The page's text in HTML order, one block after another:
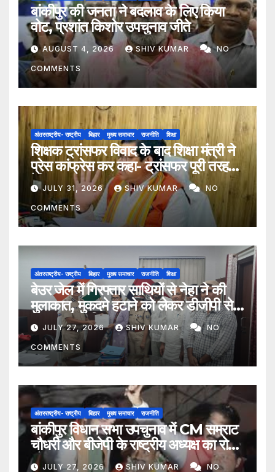
बांकीपुर की जनता ने बदलाव के लिए किया
वोट, प्रशांत किशोर उपचुनाव जीते
AUGUST 4, 2026 SHIV KUMAR NO
COMMENTS
अंतरराष्ट्रीय- राष्ट्रीय बिहार मुख्य समाचार राजनीति शिक्षा
शिक्षक ट्रांसफर विवाद के बाद शिक्षा मंत्री ने
प्रेस कांफ्रेस कर कहा- ट्रांसफर पूरी तरह
ऐच्छिक
JULY 31, 2026 SHIV KUMAR NO
COMMENTS
अंतरराष्ट्रीय- राष्ट्रीय बिहार मुख्य समाचार राजनीति शिक्षा
बेउर जेल में गिरफ्तार साथियों से नेहा ने की
मुलाकात, मुकदमे हटाने को लेकर डीजीपी से
मिला प्रतिनिधिमंडल
JULY 27, 2026 SHIV KUMAR NO
COMMENTS
अंतरराष्ट्रीय- राष्ट्रीय बिहार मुख्य समाचार राजनीति
बांकीपुर विधान सभा उपचुनाव में CM सम्राट
चौधरी और बीजेपी के राष्ट्रीय अध्यक्ष का रोड
शोJULY 27, 2026 SHIV KUMAR NO